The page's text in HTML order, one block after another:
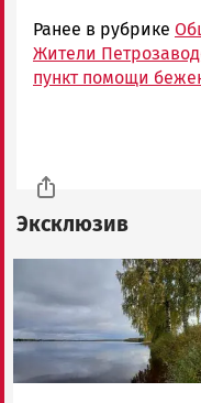
Ранее в рубрике
Жители
пункт помощи
Эксклюзив